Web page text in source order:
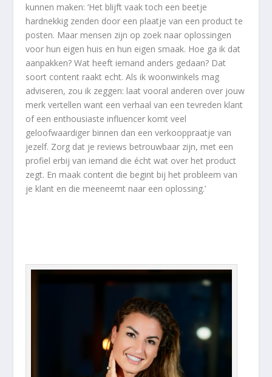
kunnen maken: ‘Het blijft vaak toch een beetje
hardnekkig zenden door een plaatje van een product te
posten. Maar mensen zijn op zoek naar oplossingen
voor hun eigen huis en hun eigen smaak. Hoe ga ik dat
aanpakken? Wat heeft iemand anders gedaan? Dat
soort content raakt echt. Als ik woonwinkels mag
adviseren, zou ik zeggen: laat vooral anderen over jouw
merk vertellen want een verhaal van een tevreden klant
of een enthousiaste influencer komt veel
geloofwaardiger binnen dan een verkooppraatje van
jezelf. Zorg dat je reviews betrouwbaar zijn, met een
profiel erbij van iemand die écht wat over het product
zegt. En maak content die begint bij het probleem van
je klant en die meeneemt naar een oplossing.’